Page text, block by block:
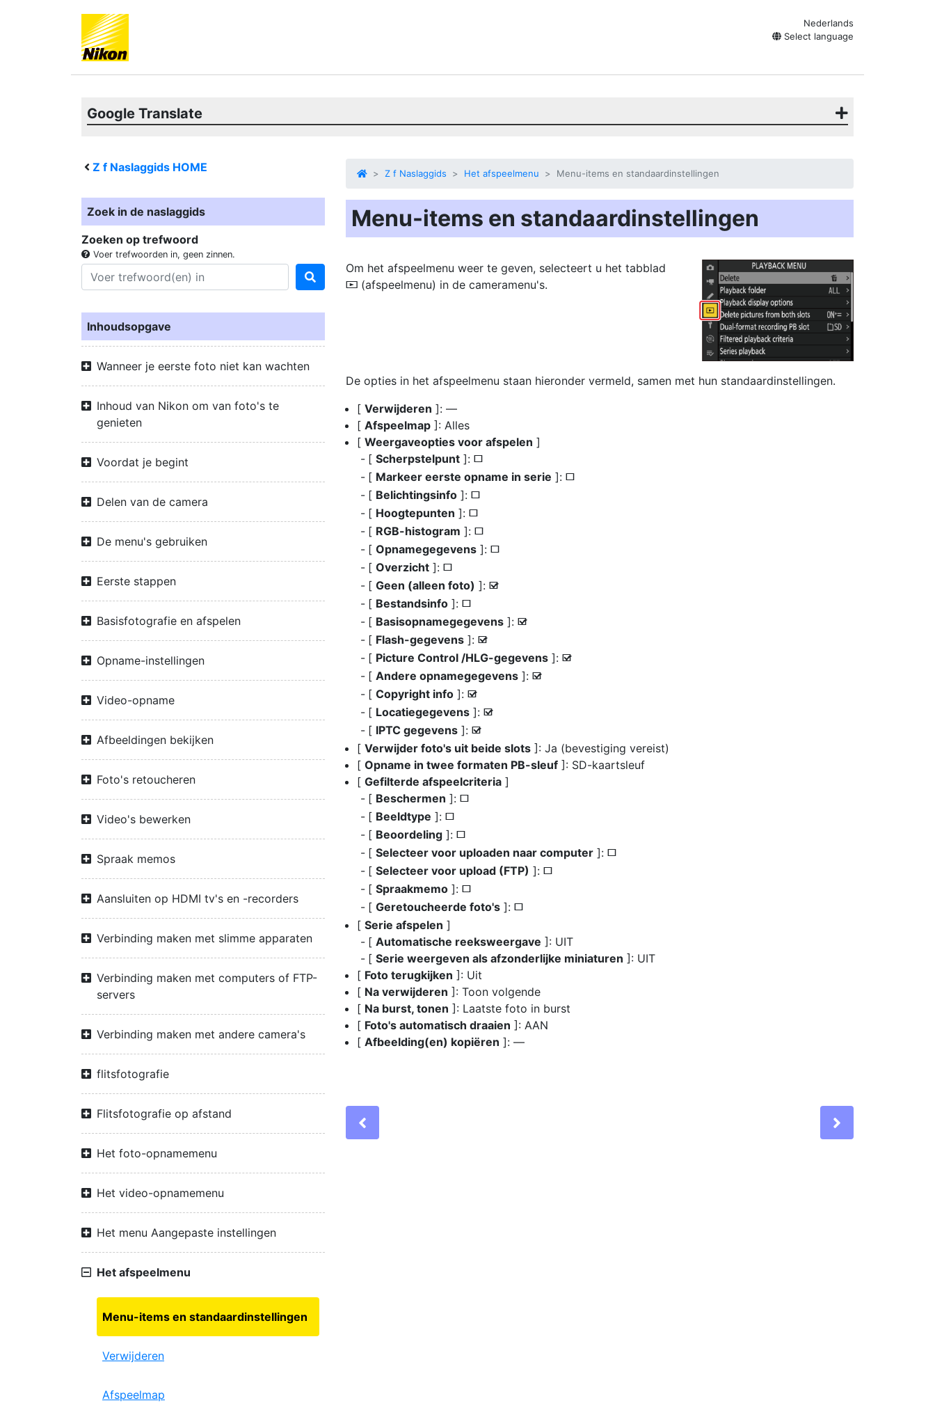
Nederlands
Select language
Google Translate
Z f Naslaggids HOME
Zoek in de naslaggids
Zoeken op trefwoord
Voer trefwoorden in, geen zinnen.
Inhoudsopgave
Wanneer je eerste foto niet kan wachten
Inhoud van Nikon om van foto's te
genieten
Voordat je begint
Delen van de camera
De menu's gebruiken
Eerste stappen
Basisfotografie en afspelen
Opname-instellingen
Video-opname
Afbeeldingen bekijken
Foto's retoucheren
Video's bewerken
Spraak memos
Aansluiten op HDMI tv's en -recorders
Verbinding maken met slimme apparaten
Verbinding maken met computers of FTP-
servers
Verbinding maken met andere camera's
flitsfotografie
Flitsfotografie op afstand
Het foto-opnamemenu
Het video-opnamemenu
Het menu Aangepaste instellingen
Het afspeelmenu
Menu-items en standaardinstellingen
Verwijderen
Afspeelmap
Z f Naslaggids Het afspeelmenu Menu-items en standaardinstellingen
Menu-items en standaardinstellingen
Om het afspeelmenu weer te geven, selecteert u het tabblad
D (afspeelmenu) in de cameramenu's.
De opties in het afspeelmenu staan hieronder vermeld, samen met hun standaardinstellingen.
[ Verwijderen ]: —
[ Afspeelmap ]: Alles
[ Weergaveopties voor afspelen ]
[ Scherpstelpunt ]: U
[ Markeer eerste opname in serie ]: U
[ Belichtingsinfo ]: U
[ Hoogtepunten ]: U
[ RGB-histogram ]: U
[ Opnamegegevens ]: U
[ Overzicht ]: U
[ Geen (alleen foto) ]: M
[ Bestandsinfo ]: U
[ Basisopnamegegevens ]: M
[ Flash-gegevens ]: M
[ Picture Control /HLG-gegevens ]: M
[ Andere opnamegegevens ]: M
[ Copyright info ]: M
[ Locatiegegevens ]: M
[ IPTC gegevens ]: M
[ Verwijder foto's uit beide slots ]: Ja (bevestiging vereist)
[ Opname in twee formaten PB-sleuf ]: SD-kaartsleuf
[ Gefilterde afspeelcriteria ]
[ Beschermen ]: U
[ Beeldtype ]: U
[ Beoordeling ]: U
[ Selecteer voor uploaden naar computer ]: U
[ Selecteer voor upload (FTP) ]: U
[ Spraakmemo ]: U
[ Geretoucheerde foto's ]: U
[ Serie afspelen ]
[ Automatische reeksweergave ]: UIT
[ Serie weergeven als afzonderlijke miniaturen ]: UIT
[ Foto terugkijken ]: Uit
[ Na verwijderen ]: Toon volgende
[ Na burst, tonen ]: Laatste foto in burst
[ Foto's automatisch draaien ]: AAN
[ Afbeelding(en) kopiëren ]: —